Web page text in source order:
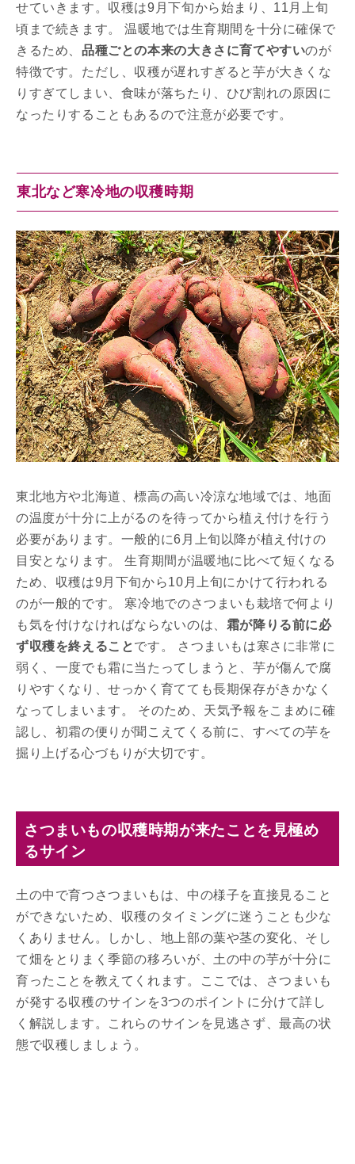
せていきます。収穫は9月下旬から始まり、11月上旬
頃まで続きます。 温暖地では生育期間を十分に確保で
きるため、品種ごとの本来の大きさに育てやすいのが
特徴です。ただし、収穫が遅れすぎると芋が大きくな
りすぎてしまい、食味が落ちたり、ひび割れの原因に
なったりすることもあるので注意が必要です。
東北など寒冷地の収穫時期
東北地方や北海道、標高の高い冷涼な地域では、地面
の温度が十分に上がるのを待ってから植え付けを行う
必要があります。一般的に6月上旬以降が植え付けの
目安となります。 生育期間が温暖地に比べて短くなる
ため、収穫は9月下旬から10月上旬にかけて行われる
のが一般的です。 寒冷地でのさつまいも栽培で何より
も気を付けなければならないのは、 霜が降りる前に必
ず収穫を終えることです。 さつまいもは寒さに非常に
弱く、一度でも霜に当たってしまうと、芋が傷んで腐
りやすくなり、せっかく育てても長期保存がきかなく
なってしまいます。 そのため、天気予報をこまめに確
認し、初霜の便りが聞こえてくる前に、すべての芋を
掘り上げる心づもりが大切です。
さつまいもの収穫時期が来たことを見極め
るサイン
土の中で育つさつまいもは、中の様子を直接見ること
ができないため、収穫のタイミングに迷うことも少な
くありません。しかし、地上部の葉や茎の変化、そし
て畑をとりまく季節の移ろいが、土の中の芋が十分に
育ったことを教えてくれます。ここでは、さつまいも
が発する収穫のサインを3つのポイントに分けて詳し
く解説します。これらのサインを見逃さず、最高の状
態で収穫しましょう。